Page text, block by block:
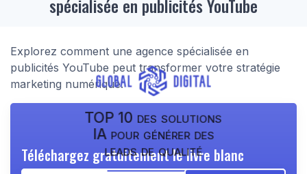
spécialisée en publicités YouTube
Explorez comment une agence spécialisée en
publicités YouTube peut transformer votre stratégie
marketing numérique.
TOP 10 des solutions
IA pour générer des
leads de qualité
Téléchargez gratuitement le livre blanc